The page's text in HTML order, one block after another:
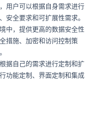
用户可以根据自身需求进行
安全要求和可扩展性需求。
中，提供更高的数据安全性
措施、加密和访问控制策
据自己的需求进行定制和扩
功能定制、界面定制和集成